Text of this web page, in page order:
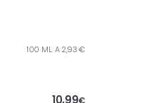
100 ML. A 2,93 €
10,99€